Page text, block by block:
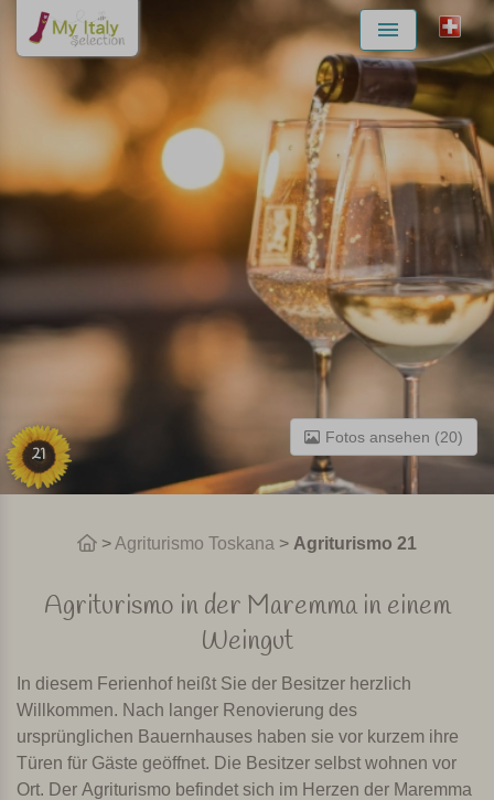
Menu
21
Fotos ansehen (20)
>Agriturismo Toskana > Agriturismo 21
Agriturismo in der Maremma in einem
Weingut
In diesem Ferienhof heißt Sie der Besitzer herzlich
Willkommen. Nach langer Renovierung des
ursprünglichen Bauernhauses haben sie vor kurzem ihre
Türen für Gäste geöffnet. Die Besitzer selbst wohnen vor
Ort. Der Agriturismo befindet sich im Herzen der Maremma